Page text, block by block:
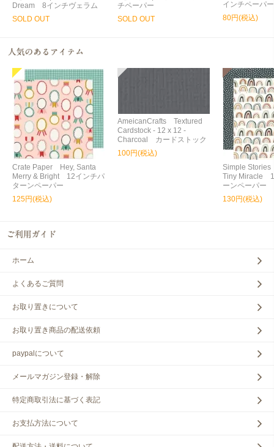
Dream 8インチヴェラム
SOLD OUT
チペーパー
SOLD OUT
インチペーパー
80円(税込)
Crate Paper Hey, Santa
Merry & Bright 12インチパ
ターンペーパー
125円(税込)
AmeicanCrafts Textured
Cardstock - 12 x 12 -
Charcoal カードストック
100円(税込)
Simple
Tiny Miracle
ーンペーパー
130円(税込)
ホーム
よくあるご質問
お取り置きについて
お取り置き商品の配送依頼
paypalについて
メールマガジン登録・解除
特定商取引法に基づく表記
お支払方法について